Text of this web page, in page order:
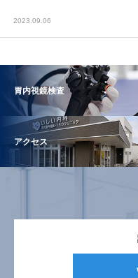
2023.09.06
胃内視鏡検査
アクセス